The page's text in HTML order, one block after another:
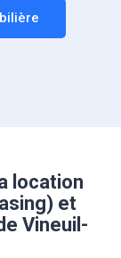
location
et
Vineuil-